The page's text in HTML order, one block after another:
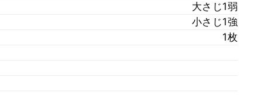
大さじ1弱
小さじ1強
1枚